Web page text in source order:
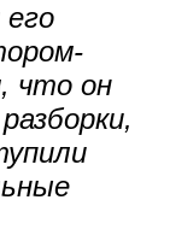
что он